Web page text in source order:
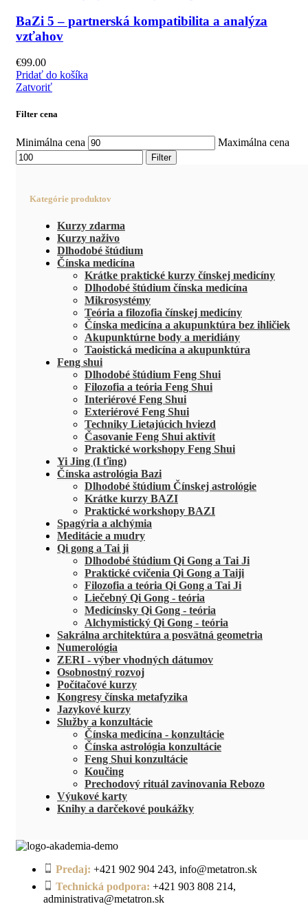
Zatvoriť
Filter cena
Minimálna cena Maximálna cena
Filter
Kategórie produktov
Kurzy zdarma
Kurzy naživo
Dlhodobé štúdium
Čínska medicína
Krátke praktické kurzy čínskej medicíny
Dlhodobé štúdium čínska medicína
Mikrosystémy
Teória a filozofia čínskej medicíny
Čínska medicína a akupunktúra bez ihličiek
Akupunktúrne body a meridiány
Taoistická medicína a akupunktúra
Feng shui
Dlhodobé štúdium Feng Shui
Filozofia a teória Feng Shui
Interiérové Feng Shui
Exteriérové Feng Shui
Techniky Lietajúcich hviezd
Časovanie Feng Shui aktivít
Praktické workshopy Feng Shui
Yi Jing (I ťing)
Čínska astrológia Bazi
Dlhodobé štúdium Čínskej astrológie
Krátke kurzy BAZI
Praktické workshopy BAZI
Spagýria a alchýmia
Meditácie a mudry
Qi gong a Tai ji
Dlhodobé štúdium Qi Gong a Tai Ji
Praktické cvičenia Qi Gong a Taiji
Filozofia a teória Qi Gong a Tai Ji
Liečebný Qi Gong - teória
Medicínsky Qi Gong - teória
Alchymistický Qi Gong - teória
Sakrálna architektúra a posvätná geometria
Numerológia
ZERI - výber vhodných dátumov
Osobnostný rozvoj
Počítačové kurzy
Kongresy čínska metafyzika
Jazykové kurzy
Služby a konzultácie
Čínska medicína - konzultácie
Čínska astrológia konzultácie
Feng Shui konzultácie
Koučing
Prechodový rituál zavinovania Rebozo
Výukové karty
Knihy a darčekové poukážky
BaZi 5 – partnerská kompatibilita a analýza
vzťahov
€99.00
Pridať do košíka
Predaj: +421 902 904 243, info@metatron.sk
Technická podpora: +421 903 808 214,
administrativa@metatron.sk